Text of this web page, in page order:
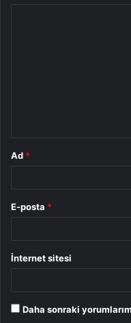
Ad *
E-posta *
İnternet sitesi
Daha sonraki